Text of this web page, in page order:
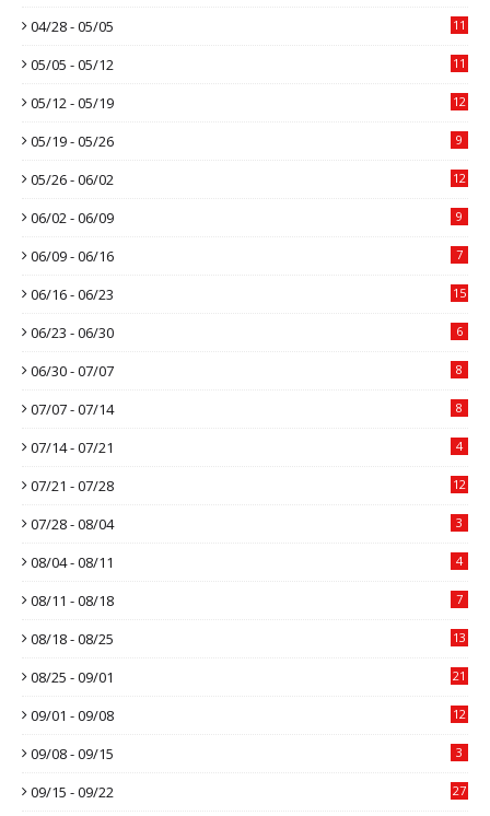
04/28 - 05/05 11
05/05 - 05/12 11
05/12 - 05/19 12
05/19 - 05/26 9
05/26 - 06/02 12
06/02 - 06/09 9
06/09 - 06/16 7
06/16 - 06/23 15
06/23 - 06/30 6
06/30 - 07/07 8
07/07 - 07/14 8
07/14 - 07/21 4
07/21 - 07/28 12
07/28 - 08/04 3
08/04 - 08/11 4
08/11 - 08/18 7
08/18 - 08/25 13
08/25 - 09/01 21
09/01 - 09/08 12
09/08 - 09/15 3
09/15 - 09/22 27